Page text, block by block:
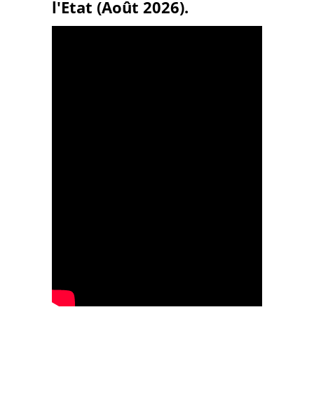
l'Etat (Août 2026).